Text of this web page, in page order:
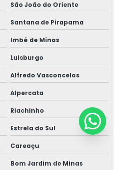
São João do Oriente
Santana de Pirapama
Imbé de Minas
Luisburgo
Alfredo Vasconcelos
Alpercata
Riachinho
Estrela do Sul
Careaçu
Bom Jardim de Minas